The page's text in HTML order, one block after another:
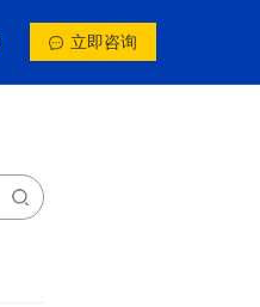
立即咨询